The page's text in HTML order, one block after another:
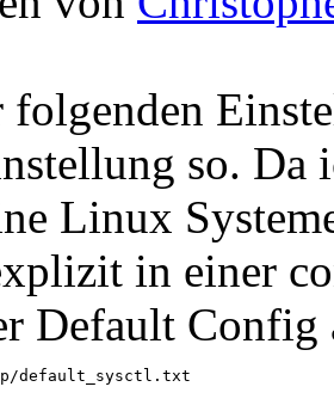
folgenden
so. Da
Linux
in einer
Default Config
default_sysctl.txt